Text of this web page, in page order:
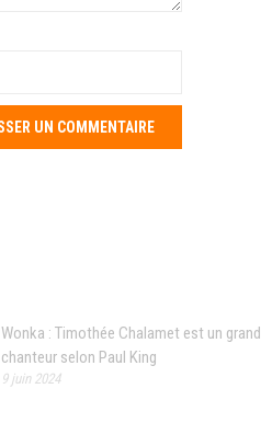
Wonka : Timothée Chalamet est un grand
chanteur selon Paul King
9 juin 2024